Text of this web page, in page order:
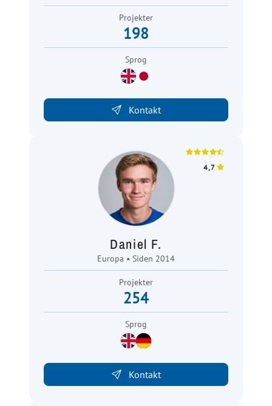
Projekter
198
Sprog
Kontakt
4,7
Daniel F.
Europa • Siden 2014
Projekter
254
Sprog
Kontakt